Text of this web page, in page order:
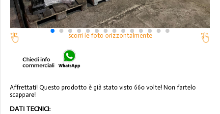
scorri le foto orizzontalmente
Affrettati! Questo prodotto è già stato visto 660 volte! Non fartelo
scappare!
DATI TECNICI: